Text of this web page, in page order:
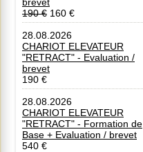
190 € 160 €
28.08.2026
CHARIOT ELEVATEUR
"RETRACT" - Evaluation /
brevet
190 €
28.08.2026
CHARIOT ELEVATEUR
"RETRACT" - Formation de
Base + Evaluation / brevet
540 €